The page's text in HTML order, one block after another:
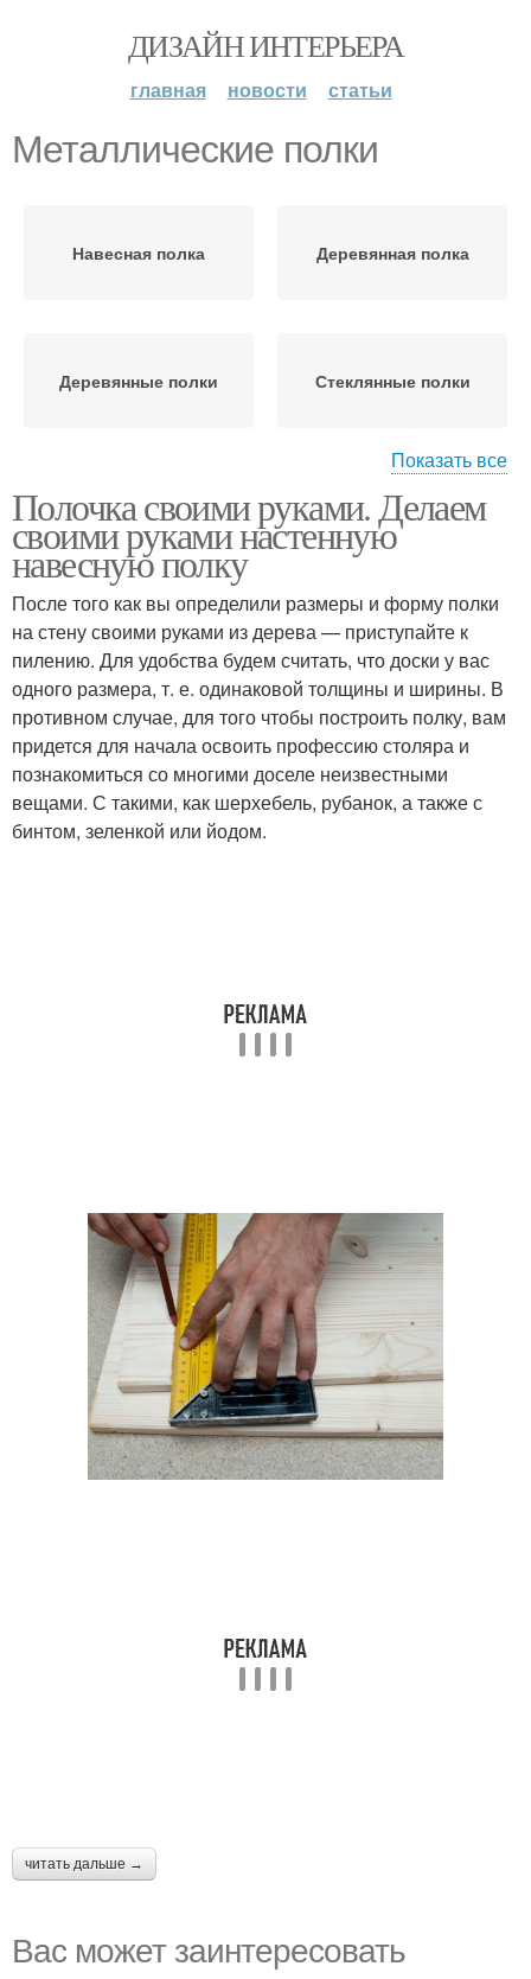
ДИЗАЙН ИНТЕРЬЕРА
главная новости статьи
Металлические полки
Навесная полка Деревянная полка
Деревянные полки Стеклянные полки
Пластиковые полки Картонные полки
Полки на стену Полки из дерева
Показать все
Полочка своими руками. Делаем
своими руками настенную
навесную полку
После того как вы определили размеры и форму полки
на стену своими руками из дерева — приступайте к
пилению. Для удобства будем считать, что доски у вас
одного размера, т. е. одинаковой толщины и ширины. В
противном случае, для того чтобы построить полку, вам
придется для начала освоить профессию столяра и
познакомиться со многими доселе неизвестными
вещами. С такими, как шерхебель, рубанок, а также с
бинтом, зеленкой или йодом.
читать дальше →
Вас может заинтересовать